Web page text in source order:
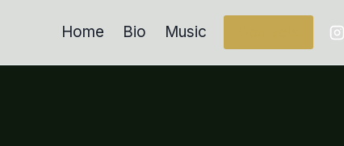
Home Bio Music